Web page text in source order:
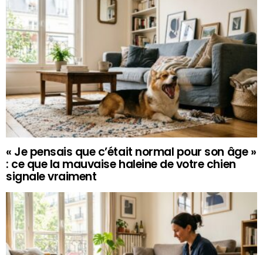
« Je pensais que c’était normal pour son âge »
: ce que la mauvaise haleine de votre chien
signale vraiment